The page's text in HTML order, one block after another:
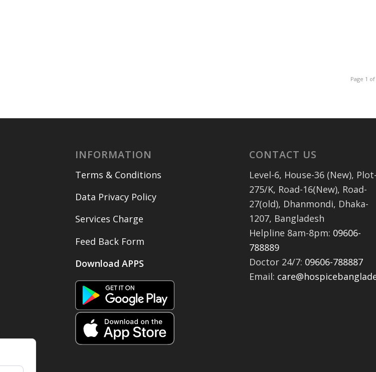
Page 1 of
INFORMATION
Terms & Conditions
Data Privacy Policy
Services Charge
Feed Back Form
Download APPS
CONTACT US
Level-6, House-36 (New),
275/K, Road-16(New), Road-
27(old), Dhanmondi, Dhaka-
1207, Bangladesh
Helpline 8am-8pm: 09606-
788889
Doctor 24/7: 09606-788887
Email: